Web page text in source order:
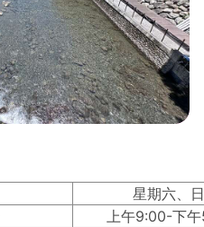
星期六、日
上午9:00-下